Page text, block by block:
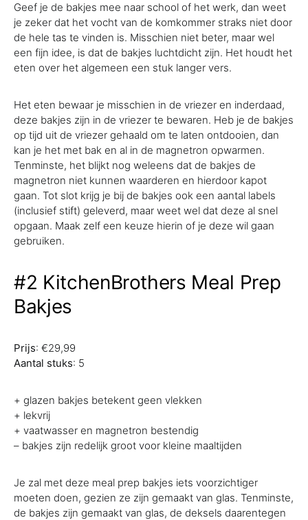
Geef je de bakjes mee naar school of het werk, dan weet
je zeker dat het vocht van de komkommer straks niet door
de hele tas te vinden is. Misschien niet beter, maar wel
een fijn idee, is dat de bakjes luchtdicht zijn. Het houdt het
eten over het algemeen een stuk langer vers.
Het eten bewaar je misschien in de vriezer en inderdaad,
deze bakjes zijn in de vriezer te bewaren. Heb je de bakjes
op tijd uit de vriezer gehaald om te laten ontdooien, dan
kan je het met bak en al in de magnetron opwarmen.
Tenminste, het blijkt nog weleens dat de bakjes de
magnetron niet kunnen waarderen en hierdoor kapot
gaan. Tot slot krijg je bij de bakjes ook een aantal labels
(inclusief stift) geleverd, maar weet wel dat deze al snel
opgaan. Maak zelf een keuze hierin of je deze wil gaan
gebruiken.
#2 KitchenBrothers Meal Prep
Bakjes
Prijs: €29,99
Aantal stuks: 5
+ glazen bakjes betekent geen vlekken
+ lekvrij
+ vaatwasser en magnetron bestendig
– bakjes zijn redelijk groot voor kleine maaltijden
Je zal met deze meal prep bakjes iets voorzichtiger
moeten doen, gezien ze zijn gemaakt van glas. Tenminste,
de bakjes zijn gemaakt van glas, de deksels daarentegen